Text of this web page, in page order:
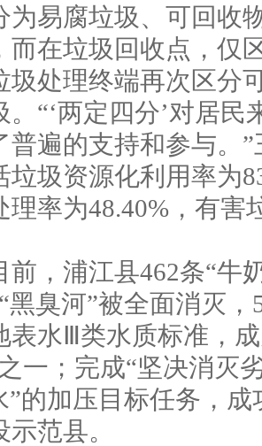
为易腐垃圾、可回收
而在垃圾回收点，仅
圾处理终端再次区分
。“‘两定四分’对居民
普遍的支持和参与。
垃圾资源化利用率为
理率为48.40%，有
浦江县462条“牛奶
黑臭河”被全面消灭
表水Ⅲ类水质标准，
一；完成“坚决消灭
的加压目标任务，成
范县。